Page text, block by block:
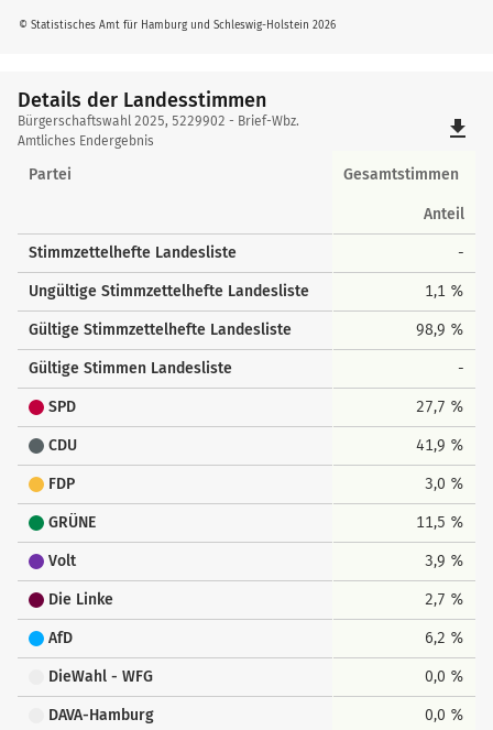
© Statistisches Amt für Hamburg und Schleswig-Holstein 2026
Details der Landesstimmen
Details
der
Landesstimmen
Bürgerschaftswahl 2025, 5229902 - Brief-Wbz.
Amtliches Endergebnis
file_download
Partei Gesamtstimmen
Anteil
Stimmzettelhefte Landesliste -
Ungültige Stimmzettelhefte Landesliste 1,1 %
Gültige Stimmzettelhefte Landesliste 98,9 %
Gültige Stimmen Landesliste -
SPD 27,7 %
CDU 41,9 %
FDP 3,0 %
GRÜNE 11,5 %
Volt 3,9 %
Die Linke 2,7 %
AfD 6,2 %
DieWahl - WFG 0,0 %
DAVA-Hamburg 0,0 %